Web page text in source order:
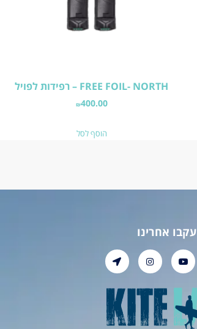
FREE FOIL- NORTH – רפידות לפויל
₪400.00
הוסף לסל
עקבו אחרינו